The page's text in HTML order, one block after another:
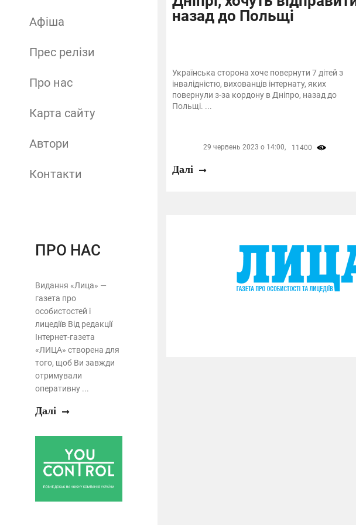
Афіша
Прес релізи
Про нас
Карта сайту
Автори
Контакти
ПРО НАС
Видання «Лица» —
газета про
особистостей і
лицедіїв Від редакції
Інтернет-газета
«ЛИЦА» створена для
того, щоб Ви завжди
отримували
оперативну ...
Далі
назад до Польщі
Українська сторона хоче повернути 7 дітей з
інвалідністю, вихованців інтернату, яких
повернули з-за кордону в Дніпро, назад до
Польщі. ...
29 червень 2023 о 14:00, 11400
Далі